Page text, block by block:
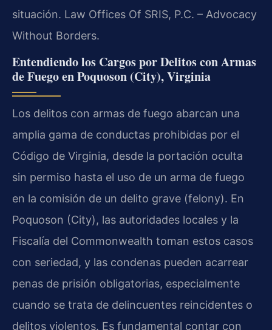
situación. Law Offices Of SRIS, P.C. – Advocacy
Without Borders.
Entendiendo los Cargos por Delitos con Armas
de Fuego en Poquoson (City), Virginia
Los delitos con armas de fuego abarcan una
amplia gama de conductas prohibidas por el
Código de Virginia, desde la portación oculta
sin permiso hasta el uso de un arma de fuego
en la comisión de un delito grave (felony). En
Poquoson (City), las autoridades locales y la
Fiscalía del Commonwealth toman estos casos
con seriedad, y las condenas pueden acarrear
penas de prisión obligatorias, especialmente
cuando se trata de delincuentes reincidentes o
delitos violentos. Es fundamental contar con